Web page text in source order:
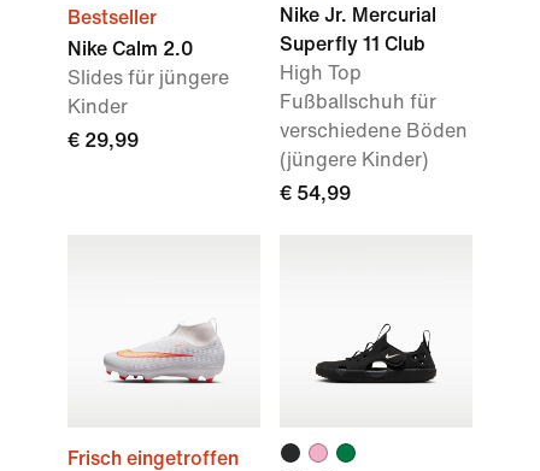
Bestseller
Nike Calm 2.0
Slides für jüngere
Kinder
€ 29,99
Nike Jr. Mercurial
Superfly 11 Club
High Top
Fußballschuh für
verschiedene Böden
(jüngere Kinder)
€ 54,99
Frisch eingetroffen